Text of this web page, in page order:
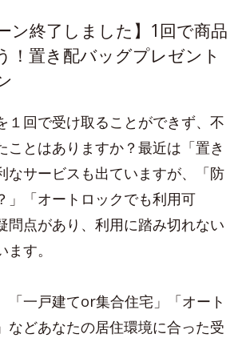
ン終了しました】1回で商品
！置き配バッグプレゼント
１回で受け取ることができず、不
ことはありますか？最近は「置き
なサービスも出ていますが、「防
」「オートロックでも利用可
問点があり、利用に踏み切れない
す。
「一戸建てor集合住宅」「オート
などあなたの居住環境に合った受